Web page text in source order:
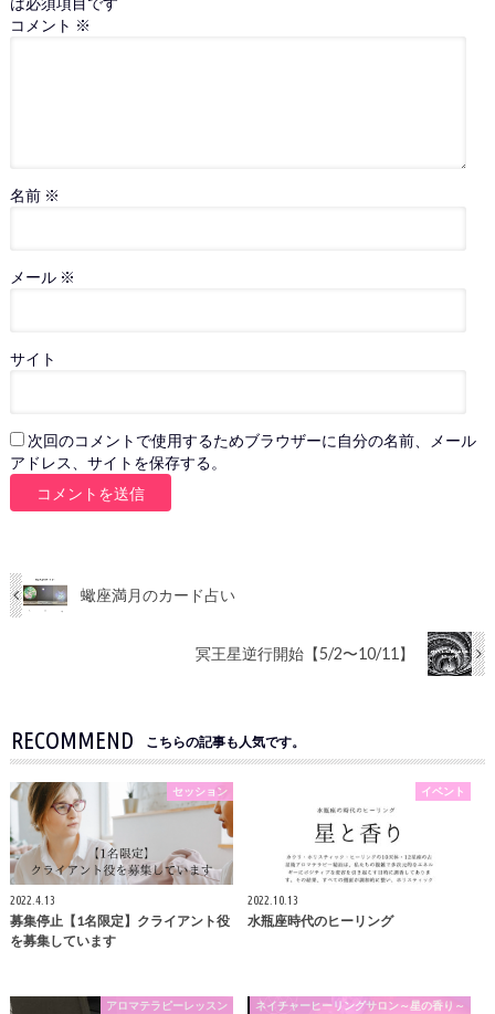
コメント ※
名前 ※
メール ※
サイト
次回のコメントで使用するためブラウザーに自分の名前、メール
アドレス、サイトを保存する。
蠍座満月のカード占い
冥王星逆行開始【5/2〜10/11】
RECOMMEND こちらの記事も人気です。
セッション
2022.4.13
募集停止【1名限定】クライアント役
を募集しています
イベント
2022.10.13
水瓶座時代のヒーリング
アロマテラピーレッスン ネイチャーヒーリングサロン～星の香り～